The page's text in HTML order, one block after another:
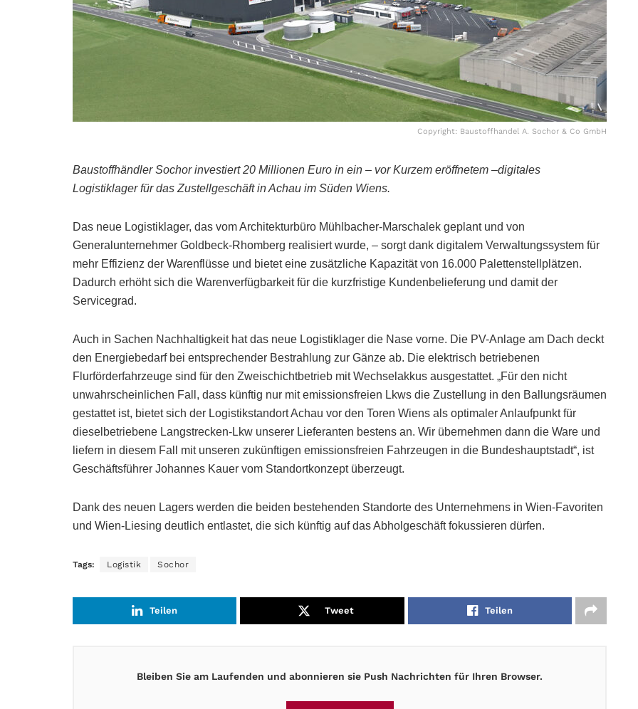
Copyright: Baustoffhandel A. Sochor & Co GmbH
Baustoffhändler Sochor investiert 20 Millionen Euro in ein – vor Kurzem eröffnetem –digitales
Logistiklager für das Zustellgeschäft in Achau im Süden Wiens.
Das neue Logistiklager, das vom Architekturbüro Mühlbacher-Marschalek geplant und von
Generalunternehmer Goldbeck-Rhomberg realisiert wurde, – sorgt dank digitalem Verwaltungssystem für
mehr Effizienz der Warenflüsse und bietet eine zusätzliche Kapazität von 16.000 Palettenstellplätzen.
Dadurch erhöht sich die Warenverfügbarkeit für die kurzfristige Kundenbelieferung und damit der
Servicegrad.
Auch in Sachen Nachhaltigkeit hat das neue Logistiklager die Nase vorne. Die PV-Anlage am Dach deckt
den Energiebedarf bei entsprechender Bestrahlung zur Gänze ab. Die elektrisch betriebenen
Flurförderfahrzeuge sind für den Zweischichtbetrieb mit Wechselakkus ausgestattet. „Für den nicht
unwahrscheinlichen Fall, dass künftig nur mit emissionsfreien Lkws die Zustellung in den Ballungsräumen
gestattet ist, bietet sich der Logistikstandort Achau vor den Toren Wiens als optimaler Anlaufpunkt für
dieselbetriebene Langstrecken-Lkw unserer Lieferanten bestens an. Wir übernehmen dann die Ware und
liefern in diesem Fall mit unseren zukünftigen emissionsfreien Fahrzeugen in die Bundeshauptstadt“, ist
Geschäftsführer Johannes Kauer vom Standortkonzept überzeugt.
Dank des neuen Lagers werden die beiden bestehenden Standorte des Unternehmens in Wien-Favoriten
und Wien-Liesing deutlich entlastet, die sich künftig auf das Abholgeschäft fokussieren dürfen.
Tags: Logistik Sochor
Teilen Tweet Teilen
Bleiben Sie am Laufenden und abonnieren sie Push Nachrichten für Ihren Browser.